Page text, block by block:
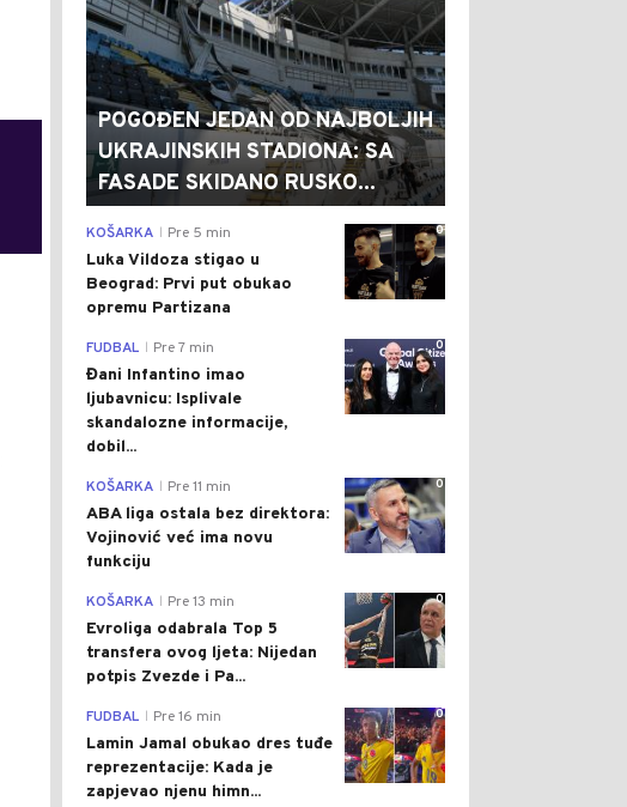
POGOĐEN JEDAN OD NAJBOLJIH
UKRAJINSKIH STADIONA: SA
FASADE SKIDANO RUSKO...
0
KOŠARKA Pre 5 min
Luka Vildoza stigao u
Beograd: Prvi put obukao
opremu Partizana
0
FUDBAL Pre 7 min
Đani Infantino imao
ljubavnicu: Isplivale
skandalozne informacije,
dobil...
0
KOŠARKA Pre 11 min
ABA liga ostala bez direktora:
Vojinović već ima novu
funkciju
0
KOŠARKA Pre 13 min
Evroliga odabrala Top 5
transfera ovog ljeta: Nijedan
potpis Zvezde i Pa...
0
FUDBAL Pre 16 min
Lamin Jamal obukao dres tuđe
reprezentacije: Kada je
zapjevao njenu himn...